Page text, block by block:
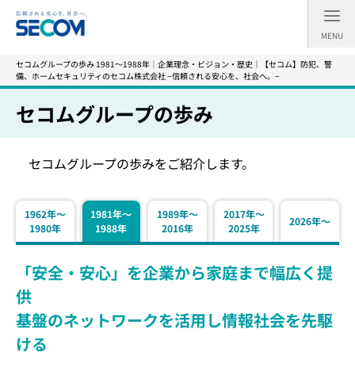
MENU
セコムグループの歩み 1981～1988年｜企業理念・ビジョン・歴史｜【セコム】防犯、警
備、ホームセキュリティのセコム株式会社 −信頼される安心を、社会へ。−
セコムグループの歩み
セコムグループの歩みをご紹介します。
1962年～
1980年
1981年～
1988年
1989年～
2016年
2017年～
2025年
2026年～
「安全・安心」を企業から家庭まで幅広く提
供
基盤のネットワークを活用し情報社会を先駆
ける